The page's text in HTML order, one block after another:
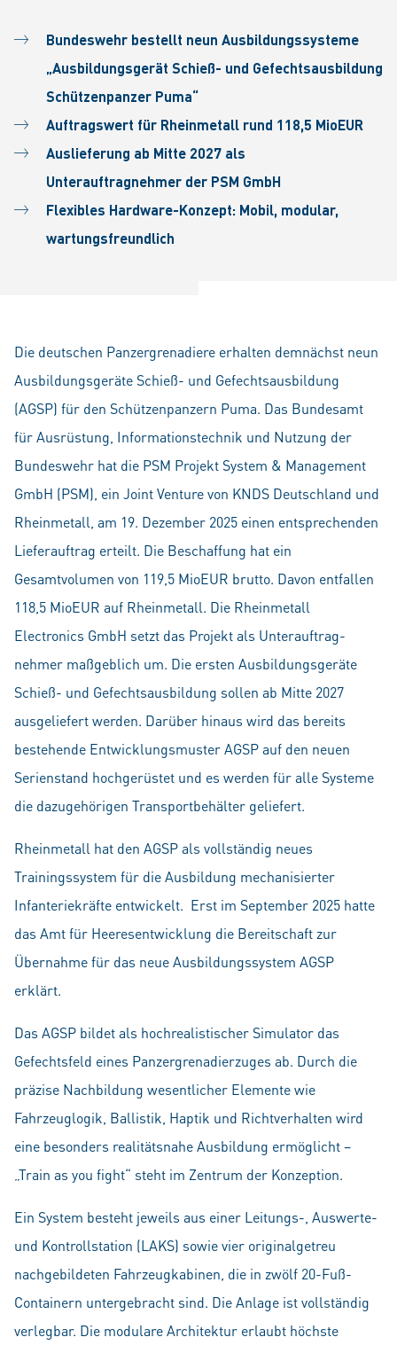
Bundeswehr bestellt neun Ausbildungssysteme
„Ausbildungsgerät Schieß- und Gefechtsausbildung
Schützenpanzer Puma“
Auftragswert für Rheinmetall rund 118,5 MioEUR
Auslieferung ab Mitte 2027 als
Unterauftragnehmer der PSM GmbH
Flexibles Hardware-Konzept: Mobil, modular,
wartungsfreundlich
Die deutschen Panzergrenadiere erhalten demnächst neun
Ausbildungsgeräte Schieß- und Gefechtsausbildung
(AGSP) für den Schützenpanzern Puma. Das Bundesamt
für Ausrüstung, Informationstechnik und Nutzung der
Bundeswehr hat die PSM Projekt System & Management
GmbH (PSM), ein Joint Venture von KNDS Deutschland und
Rheinmetall, am 19. Dezember 2025 einen entsprechenden
Lieferauftrag erteilt. Die Beschaffung hat ein
Gesamtvolumen von 119,5 MioEUR brutto. Davon entfallen
118,5 MioEUR auf Rheinmetall. Die Rheinmetall
Electronics GmbH setzt das Projekt als Unterauftrag­
nehmer maßgeblich um. Die ersten Ausbildungsgeräte
Schieß- und Gefechts­ausbildung sollen ab Mitte 2027
ausgeliefert werden. Darüber hinaus wird das bereits
bestehende Entwicklungsmuster AGSP auf den neuen
Serienstand hochgerüstet und es werden für alle Systeme
die dazugehörigen Transportbehälter geliefert.
Rheinmetall hat den AGSP als vollständig neues
Trainingssystem für die Ausbildung mechanisierter
Infanteriekräfte entwickelt. Erst im September 2025 hatte
das Amt für Heeresentwicklung die Bereitschaft zur
Übernahme für das neue Ausbildungssystem AGSP
erklärt.
Das AGSP bildet als hochrealistischer Simulator das
Gefechtsfeld eines Panzergrenadierzuges ab. Durch die
präzise Nachbildung wesentlicher Elemente wie
Fahrzeuglogik, Ballistik, Haptik und Richtverhalten wird
eine besonders realitätsnahe Ausbildung ermöglicht –
„Train as you fight“ steht im Zentrum der Konzeption.
Ein System besteht jeweils aus einer Leitungs-, Auswerte-
und Kontrollstation (LAKS) sowie vier originalgetreu
nachgebildeten Fahrzeugkabinen, die in zwölf 20-Fuß-
Containern untergebracht sind. Die Anlage ist vollständig
verlegbar. Die modulare Architektur erlaubt höchste